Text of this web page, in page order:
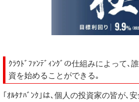
ｸﾗｳﾄﾞﾌｧﾝﾃﾞｨﾝｸﾞの仕組みによって､
資を始めることができる｡
｢ｵﾙﾀﾅﾊﾞﾝｸ｣は､個人の投資家の皆が､